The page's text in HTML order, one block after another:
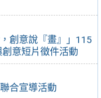
創意說『畫』」115
意短片徵件活動
合宣導活動